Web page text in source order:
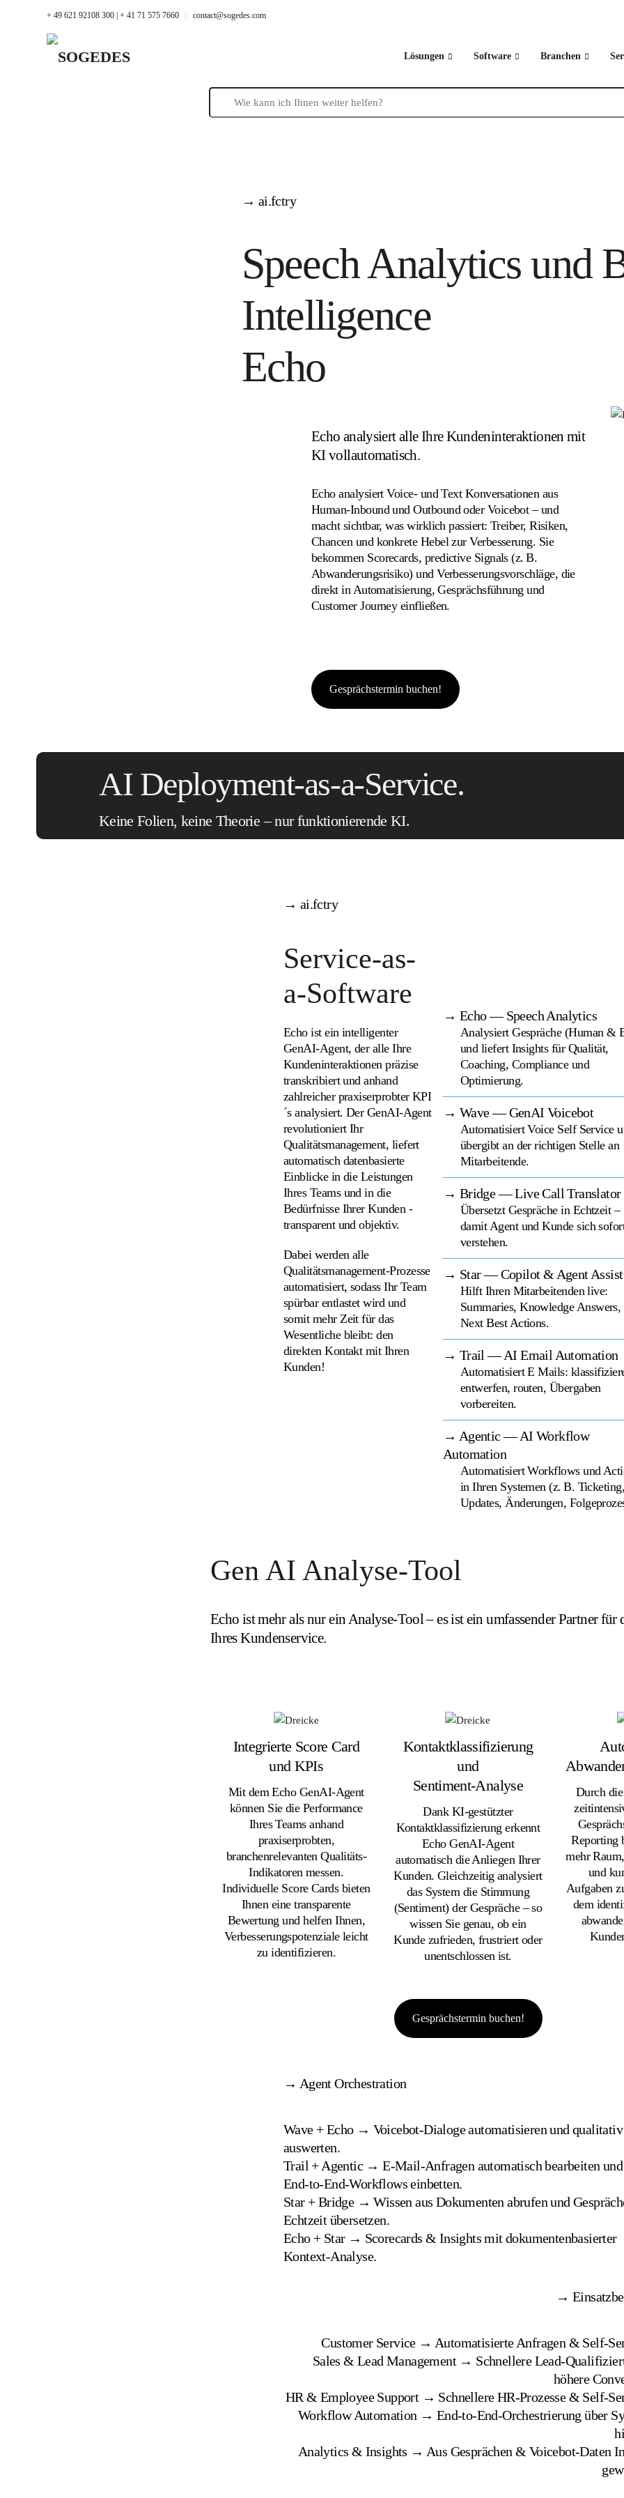
+ 49 621 92108 300 | + 41 71 575 7660 contact@sogedes.com
Lösungen Software Branchen
→ ai.fctry
Speech Analytics und
Intelligence
Echo
Echo analysiert alle Ihre Kundeninteraktionen mit
KI vollautomatisch.
Echo analysiert Voice- und Text Konversationen aus
Human-Inbound und Outbound oder Voicebot – und
macht sichtbar, was wirklich passiert: Treiber, Risiken,
Chancen und konkrete Hebel zur Verbesserung. Sie
bekommen Scorecards, predictive Signals (z. B.
Abwanderungsrisiko) und Verbesserungsvorschläge, die
direkt in Automatisierung, Gesprächsführung und
Customer Journey einfließen.
Gesprächstermin buchen!
AI Deployment-as-a-Service.
Keine Folien, keine Theorie – nur funktionierende KI.
→ ai.fctry
Service-as-
a-Software
Echo ist ein intelligenter
GenAI-Agent, der alle Ihre
Kundeninteraktionen präzise
transkribiert und anhand
zahlreicher praxiserprobter KPI
´s analysiert. Der GenAI-Agent
revolutioniert Ihr
Qualitätsmanagement, liefert
automatisch datenbasierte
Einblicke in die Leistungen
Ihres Teams und in die
Bedürfnisse Ihrer Kunden -
transparent und objektiv.
Dabei werden alle
Qualitätsmanagement-Prozesse
automatisiert, sodass Ihr Team
spürbar entlastet wird und
somit mehr Zeit für das
Wesentliche bleibt: den
direkten Kontakt mit Ihren
Kunden!
→ Echo — Speech Analytics
Analysiert Gespräche (Human &
und liefert Insights für Qualität,
Coaching, Compliance und
Optimierung.
→ Wave — GenAI Voicebot
Automatisiert Voice Self Service
übergibt an der richtigen Stelle an
Mitarbeitende.
→ Bridge — Live Call Translator
Übersetzt Gespräche in Echtzeit –
damit Agent und Kunde sich
verstehen.
→ Star — Copilot & Agent Assist
Hilft Ihren Mitarbeitenden live:
Summaries, Knowledge Answers,
Next Best Actions.
→ Trail — AI Email Automation
Automatisiert E Mails:
entwerfen, routen, Übergaben
vorbereiten.
→ Agentic — AI Workflow
Automation
Automatisiert Workflows und
in Ihren Systemen (z. B. Ticketing,
Updates, Änderungen,
Gen AI Analyse-Tool
Echo ist mehr als nur ein Analyse-Tool – es ist ein umfassender Partner
Ihres Kundenservice.
Integrierte Score Card
und KPIs
Mit dem Echo GenAI-Agent
können Sie die Performance
Ihres Teams anhand
praxiserprobten,
branchenrelevanten Qualitäts-
Indikatoren messen.
Individuelle Score Cards bieten
Ihnen eine transparente
Bewertung und helfen Ihnen,
Verbesserungspotenziale leicht
zu identifizieren.
Kontaktklassifizierung
und
Sentiment-Analyse
Dank KI-gestützter
Kontaktklassifizierung erkennt
Echo GenAI-Agent
automatisch die Anliegen Ihrer
Kunden. Gleichzeitig analysiert
das System die Stimmung
(Sentiment) der Gespräche – so
wissen Sie genau, ob ein
Kunde zufrieden, frustriert oder
unentschlossen ist.
Durch
Reporting
mehr
und
Aufgaben
dem
Gesprächstermin buchen!
→ Agent Orchestration
Wave + Echo → Voicebot-Dialoge automatisieren und qualitativ
auswerten.
Trail + Agentic → E-Mail-Anfragen automatisch bearbeiten
End-to-End-Workflows einbetten.
Star + Bridge → Wissen aus Dokumenten abrufen und
Echtzeit übersetzen.
Echo + Star → Scorecards & Insights mit dokumentenbasierter
Kontext-Analyse.
→
Customer Service → Automatisierte Anfragen & Self-
Sales & Lead Management → Schnellere Lead-
höhere
HR & Employee Support → Schnellere HR-Prozesse & Self-
Workflow Automation → End-to-End-Orchestrierung über
Analytics & Insights → Aus Gesprächen & Voicebot-Daten